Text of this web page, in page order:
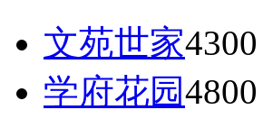
文苑世家4300
学府花园4800